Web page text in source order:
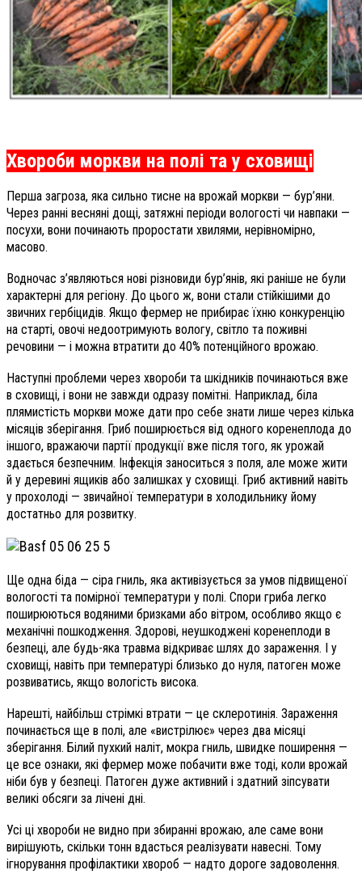
Хвороби моркви на полі та у сховищі
Перша загроза, яка сильно тисне на врожай моркви — бур’яни.
Через ранні весняні дощі, затяжні періоди вологості чи навпаки —
посухи, вони починають проростати хвилями, нерівномірно,
масово.
Водночас з’являються нові різновиди бур’янів, які раніше не були
характерні для регіону. До цього ж, вони стали стійкішими до
звичних гербіцидів. Якщо фермер не прибирає їхню конкуренцію
на старті, овочі недоотримують вологу, світло та поживні
речовини — і можна втратити до 40% потенційного врожаю.
Наступні проблеми через хвороби та шкідників починаються вже
в сховищі, і вони не завжди одразу помітні. Наприклад, біла
плямистість моркви може дати про себе знати лише через кілька
місяців зберігання. Гриб поширюється від одного коренеплода до
іншого, вражаючи партії продукції вже після того, як урожай
здається безпечним. Інфекція заноситься з поля, але може жити
й у деревині ящиків або залишках у сховищі. Гриб активний навіть
у прохолоді — звичайної температури в холодильнику йому
достатньо для розвитку.
Ще одна біда — сіра гниль, яка активізується за умов підвищеної
вологості та помірної температури у полі. Спори гриба легко
поширюються водяними бризками або вітром, особливо якщо є
механічні пошкодження. Здорові, неушкоджені коренеплоди в
безпеці, але будь-яка травма відкриває шлях до зараження. І у
сховищі, навіть при температурі близько до нуля, патоген може
розвиватись, якщо вологість висока.
Нарешті, найбільш стрімкі втрати — це склеротинія. Зараження
починається ще в полі, але «вистрілює» через два місяці
зберігання. Білий пухкий наліт, мокра гниль, швидке поширення —
це все ознаки, які фермер може побачити вже тоді, коли врожай
ніби був у безпеці. Патоген дуже активний і здатний зіпсувати
великі обсяги за лічені дні.
Усі ці хвороби не видно при збиранні врожаю, але саме вони
вирішують, скільки тонн вдасться реалізувати навесні. Тому
ігнорування профілактики хвороб — надто дороге задоволення.